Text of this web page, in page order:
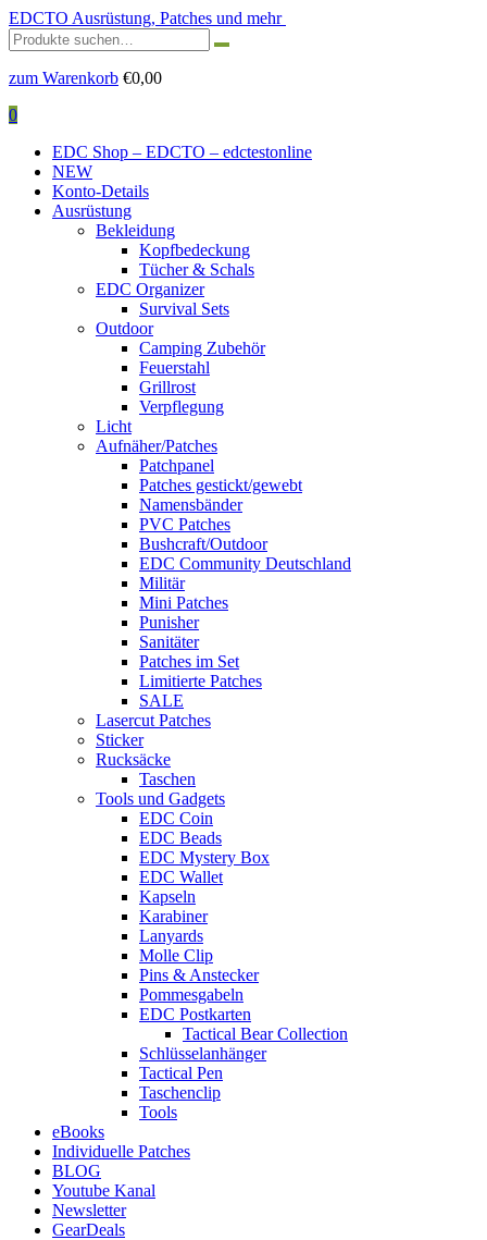
EDCTO Ausrüstung, Patches und mehr
Suchen
nach:
zum Warenkorb €0,00
0
EDC Shop – EDCTO – edctestonline
NEW
Konto-Details
Ausrüstung
Bekleidung
Kopfbedeckung
Tücher & Schals
EDC Organizer
Survival Sets
Outdoor
Camping Zubehör
Feuerstahl
Grillrost
Verpflegung
Licht
Aufnäher/Patches
Patchpanel
Patches gestickt/gewebt
Namensbänder
PVC Patches
Bushcraft/Outdoor
EDC Community Deutschland
Militär
Mini Patches
Punisher
Sanitäter
Patches im Set
Limitierte Patches
SALE
Lasercut Patches
Sticker
Rucksäcke
Taschen
Tools und Gadgets
EDC Coin
EDC Beads
EDC Mystery Box
EDC Wallet
Kapseln
Karabiner
Lanyards
Molle Clip
Pins & Anstecker
Pommesgabeln
EDC Postkarten
Tactical Bear Collection
Schlüsselanhänger
Tactical Pen
Taschenclip
Tools
eBooks
Individuelle Patches
BLOG
Youtube Kanal
Newsletter
GearDeals